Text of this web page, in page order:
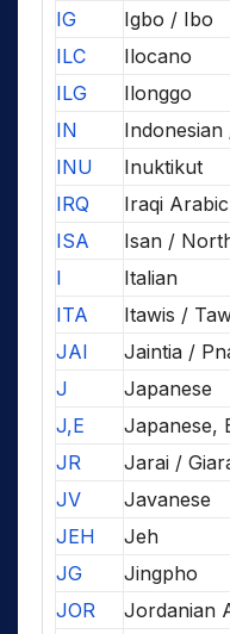
IG
Igbo / Ibo
ILC
Ilocano
ILG
Ilonggo
IN
Indonesian
INU
Inuktikut
IRQ
Iraqi Arabic
ISA
Isan /
I
Italian
ITA
Itawis /
JAI
Jaintia /
J
Japanese
J,E
Japanese,
JR
Jarai /
JV
Javanese
JEH
Jeh
JG
Jingpho
JOR
Jordanian